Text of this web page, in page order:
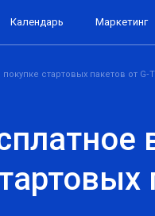
Календарь Маркетинг
стартовых пакетов от